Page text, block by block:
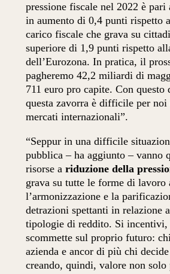
pressione fiscale nel 2022 è
in aumento di 0,4 punti rispetto
carico fiscale che grava su
superiore di 1,9 punti rispetto
dell’Eurozona. In pratica, il
pagheremo 42,2 miliardi di
711 euro pro capite. Con questo
questa zavorra è difficile per noi
mercati internazionali”.
“Seppur in una difficile
pubblica – ha aggiunto – vanno
risorse a riduzione della
grava su tutte le forme di lavoro
l’armonizzazione e la
detrazioni spettanti in relazione
tipologie di reddito. Si
scommette sul proprio futuro:
azienda e ancor di più chi
creando, quindi, valore non solo